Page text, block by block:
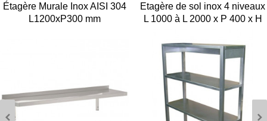
Étagère Murale Inox AISI 304
L1200xP300 mm
Etagère de sol inox 4 niveaux
L 1000 à L 2000 x P 400 x H